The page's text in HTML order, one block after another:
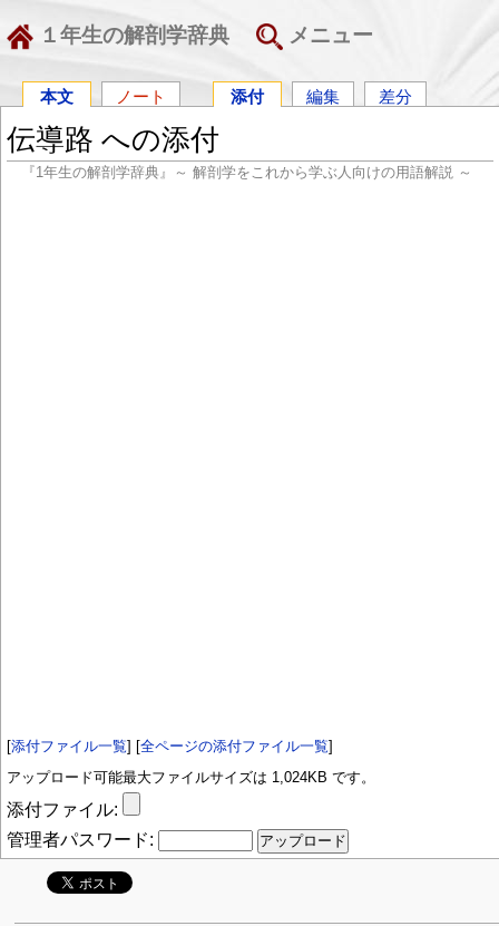
１年生の解剖学辞典 メニュー
本文 ノート 添付 編集 差分
伝導路 への添付
『1年生の解剖学辞典』～ 解剖学をこれから学ぶ人向けの用語解説 ～
[添付ファイル一覧] [全ページの添付ファイル一覧]
アップロード可能最大ファイルサイズは 1,024KB です。
添付ファイル:
管理者パスワード: